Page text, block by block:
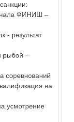
ФИНИШ –
- результат
рыбой –
соревнований
на
усмотрение